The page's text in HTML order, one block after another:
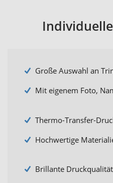
Große Auswahl an
Mit eigenem Foto,
Thermo-Transfer-
Hochwertige
Brillante Druckqualität